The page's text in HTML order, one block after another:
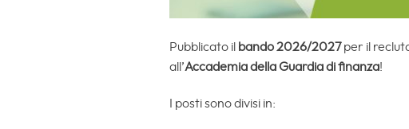
Pubblicato il bando 2026/2027per il
all’Accademia della Guardia di finanza!
I posti sono divisi in: